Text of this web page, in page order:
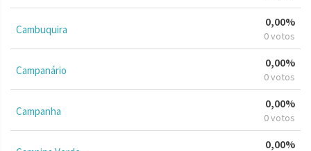
Cambuquira
0,00%
0 votos
Campanário
0,00%
0 votos
Campanha
0,00%
0 votos
0,00%